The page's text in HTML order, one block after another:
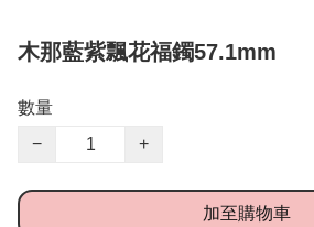
木那藍紫飄花福鐲57.1mm
數量
−
+
加至購物車